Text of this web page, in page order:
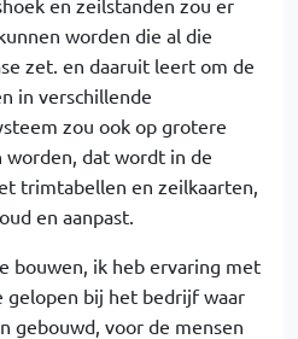
en zeilstanden zou er
worden die al die
zet. en daaruit leert om de
in verschillende
zou ook op grotere
dat wordt in de
trimtabellen en zeilkaarten,
en aanpast.
bouwen, ik heb ervaring met
gelopen bij het bedrijf waar
gebouwd, voor de mensen